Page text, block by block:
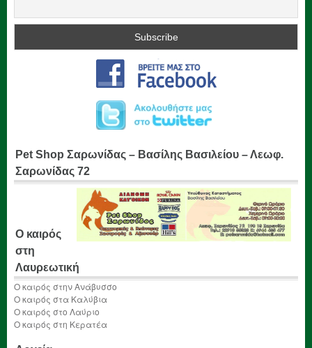
Pet Shop Σαρωνίδας – Βασίλης Βασιλείου – Λεωφ.
Σαρωνίδας 72
Ο καιρός
στη
Λαυρεωτική
Ο καιρός στην Ανάβυσσο
Ο καιρός στα Καλύβια
Ο καιρός στο Λαύριο
Ο καιρός στη Κερατέα